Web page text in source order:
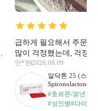
급하게 필요해서 주문
많이 걱정했는데, 걱정
르게 되어서 안심했어
문에 카톡 문의도 이용
주셔서 좋았습니다 델
이용했는데 전보다 배
양이 많아서인지 배송
안*현2026.08.09
알닥톤 25 (스피
Spironolactone
#호르몬/갱년기
#성인병#다이어